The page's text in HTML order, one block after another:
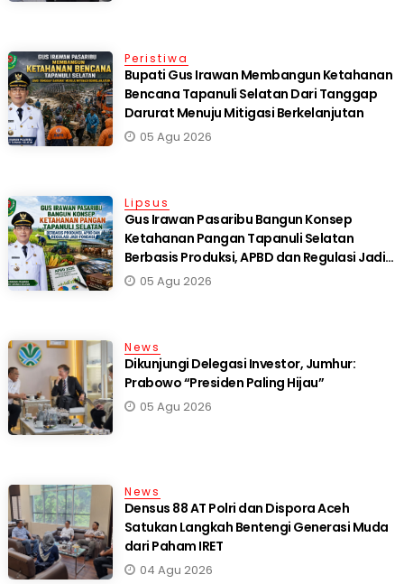
Peristiwa
Bupati Gus Irawan Membangun Ketahanan
Bencana Tapanuli Selatan Dari Tanggap
Darurat Menuju Mitigasi Berkelanjutan
05 Agu 2026
Lipsus
Gus Irawan Pasaribu Bangun Konsep
Ketahanan Pangan Tapanuli Selatan
Berbasis Produksi, APBD dan Regulasi Jadi
Fondasi
05 Agu 2026
News
Dikunjungi Delegasi Investor, Jumhur:
Prabowo “Presiden Paling Hijau”
05 Agu 2026
News
Densus 88 AT Polri dan Dispora Aceh
Satukan Langkah Bentengi Generasi Muda
dari Paham IRET
04 Agu 2026